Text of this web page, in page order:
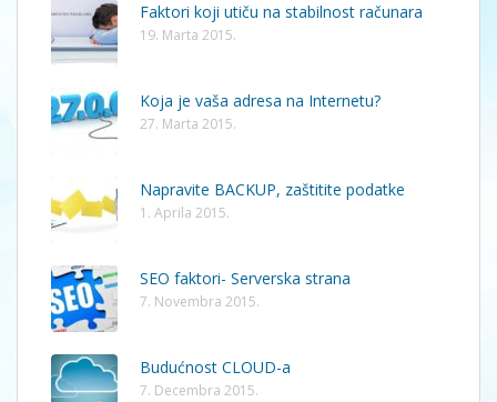
Faktori koji utiču na stabilnost računara
19. Marta 2015.
Koja je vaša adresa na Internetu?
27. Marta 2015.
Napravite BACKUP, zaštitite podatke
1. Aprila 2015.
SEO faktori- Serverska strana
7. Novembra 2015.
Budućnost CLOUD-a
7. Decembra 2015.